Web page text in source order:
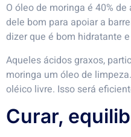
O óleo de moringa é 40%
dele bom para apoiar a
dizer que é bom hidratante
Aqueles ácidos graxos,
moringa um óleo de
oléico livre. Isso será
Curar,